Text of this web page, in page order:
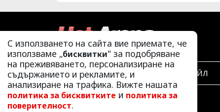
С използването на сайта вие приемате, че
използваме „бисквитки" за подобряване
на преживяването, персонализиране на
съдържанието и рекламите, и
анализиране на трафика. Вижте нашата
политика за бисквитките и политика за
поверителност.
ЛАЙФСТАЙЛ